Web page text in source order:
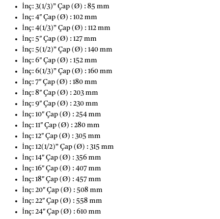
İnç: 3(1/3)” Çap (Ø) : 85 mm
İnç: 4″ Çap (Ø) : 102 mm
İnç: 4(1/3)” Çap (Ø) : 112 mm
İnç: 5″ Çap (Ø) : 127 mm
İnç: 5(1/2)” Çap (Ø) : 140 mm
İnç: 6″ Çap (Ø) : 152 mm
İnç: 6(1/3)” Çap (Ø) : 160 mm
İnç: 7″ Çap (Ø) : 180 mm
İnç: 8″ Çap (Ø) : 203 mm
İnç: 9″ Çap (Ø) : 230 mm
İnç: 10″ Çap (Ø) : 254 mm
İnç: 11″ Çap (Ø) : 280 mm
İnç: 12″ Çap (Ø) : 305 mm
İnç: 12(1/2)” Çap (Ø) : 315 mm
İnç: 14″ Çap (Ø) : 356 mm
İnç: 16″ Çap (Ø) : 407 mm
İnç: 18″ Çap (Ø) : 457 mm
İnç: 20″ Çap (Ø) : 508 mm
İnç: 22″ Çap (Ø) : 558 mm
İnç: 24″ Çap (Ø) : 610 mm